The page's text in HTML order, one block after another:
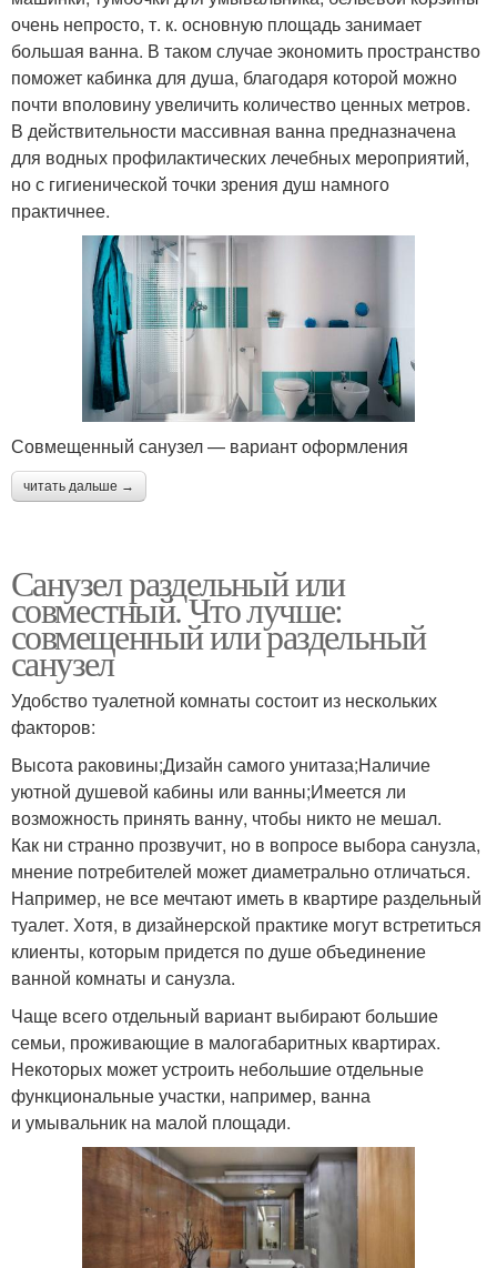
очень непросто, т. к. основную площадь занимает
большая ванна. В таком случае экономить пространство
поможет кабинка для душа, благодаря которой можно
почти вполовину увеличить количество ценных метров.
В действительности массивная ванна предназначена
для водных профилактических лечебных мероприятий,
но с гигиенической точки зрения душ намного
практичнее.
Совмещенный санузел — вариант оформления
читать дальше →
Санузел раздельный или
совместный. Что лучше:
совмещенный или раздельный
санузел
Удобство туалетной комнаты состоит из нескольких
факторов:
Высота раковины;Дизайн самого унитаза;Наличие
уютной душевой кабины или ванны;Имеется ли
возможность принять ванну, чтобы никто не мешал.
Как ни странно прозвучит, но в вопросе выбора санузла,
мнение потребителей может диаметрально отличаться.
Например, не все мечтают иметь в квартире раздельный
туалет. Хотя, в дизайнерской практике могут встретиться
клиенты, которым придется по душе объединение
ванной комнаты и санузла.
Чаще всего отдельный вариант выбирают большие
семьи, проживающие в малогабаритных квартирах.
Некоторых может устроить небольшие отдельные
функциональные участки, например, ванна
и умывальник на малой площади.